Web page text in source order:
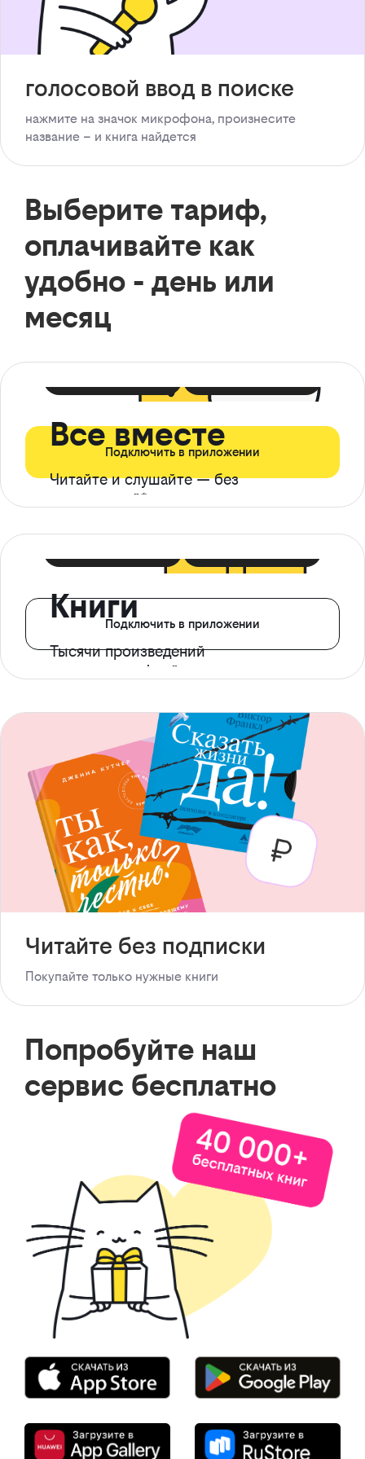
голосовой ввод в поиске
нажмите на значок микрофона, произнесите
название – и книга найдется
Выберите тариф,
оплачивайте как
удобно - день или
месяц
Все вместе
Читайте и слушайте — без
ограничений*
Подключить в приложении
Книги
Тысячи произведений
с доступом офлайн
Подключить в приложении
Читайте без подписки
Покупайте только нужные книги
Попробуйте наш
сервис бесплатно